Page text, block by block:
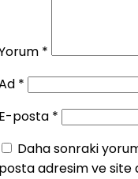
*
*
posta *
Daha sonraki
adresim ve site